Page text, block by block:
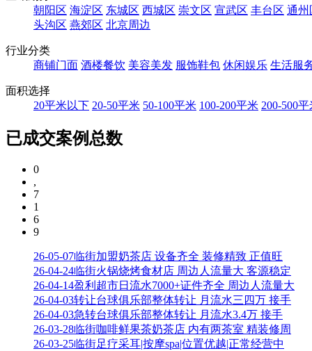
朝阳区 海淀区 东城区 西城区 崇文区 宣武区 丰台区 通州
头沟区 燕郊区 北京周边
行业分类
商铺门面 酒楼餐饮 美容美发 服饰鞋包 休闲娱乐 生活服
面积选择
20平米以下 20-50平米 50-100平米 100-200平米 200-500平
已成交案例总数
0
,
7
1
6
9
26-05-07临街加盟奶茶店 设备齐全 装修精致 正值旺
26-04-24临街火锅烧烤食材店 周边人流量大 客源稳定
26-04-14盈利超市日流水7000+证件齐全 周边人流量大
26-04-03转让台球俱乐部整体转让 月流水三四万 接手
26-04-03急转台球俱乐部整体转让 月流水3.4万 接手
26-03-28临街咖啡鲜果茶奶茶店 内有两茶室 精装修周
26-03-25临街足疗采耳|按摩spa|位置优越|正常经营中